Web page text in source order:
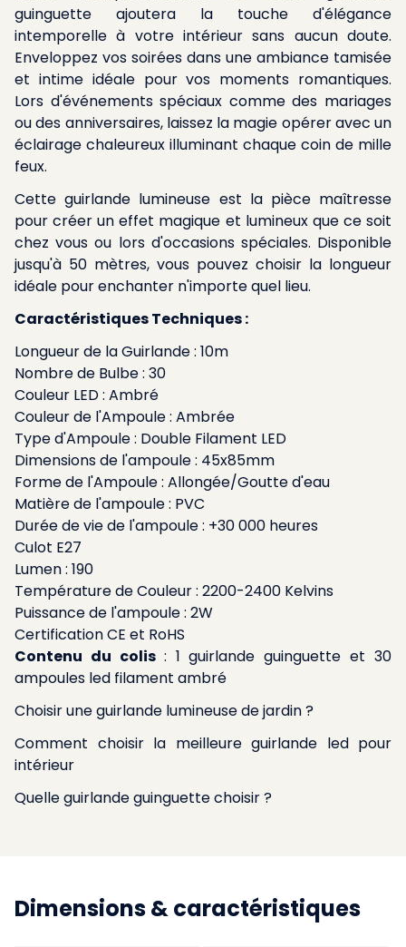
guinguette ajoutera la touche d'élégance
intemporelle à votre intérieur sans aucun doute.
Enveloppez vos soirées dans une ambiance tamisée
et intime idéale pour vos moments romantiques.
Lors d'événements spéciaux comme des mariages
ou des anniversaires, laissez la magie opérer avec un
éclairage chaleureux illuminant chaque coin de mille
feux.
Cette guirlande lumineuse est la pièce maîtresse
pour créer un effet magique et lumineux que ce soit
chez vous ou lors d'occasions spéciales. Disponible
jusqu'à 50 mètres, vous pouvez choisir la longueur
idéale pour enchanter n'importe quel lieu.
Caractéristiques Techniques :
Longueur de la Guirlande : 10m
Nombre de Bulbe : 30
Couleur LED : Ambré
Couleur de l'Ampoule : Ambrée
Type d'Ampoule : Double Filament LED
Dimensions de l'ampoule : 45x85mm
Forme de l'Ampoule : Allongée/Goutte d'eau
Matière de l'ampoule : PVC
Durée de vie de l'ampoule : +30 000 heures
Culot E27
Lumen : 190
Température de Couleur : 2200-2400 Kelvins
Puissance de l'ampoule : 2W
Certification CE et RoHS
Contenu du colis : 1 guirlande guinguette et 30
ampoules led filament ambré
Choisir une guirlande lumineuse de jardin ?
Comment choisir la meilleure guirlande led pour
intérieur
Quelle guirlande guinguette choisir ?
Dimensions & caractéristiques